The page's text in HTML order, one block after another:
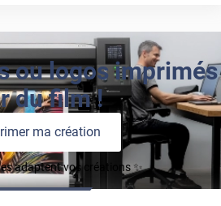
ou logos imprimés
du film !
ma création
adaptent vos créations ✨